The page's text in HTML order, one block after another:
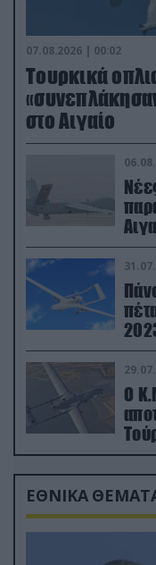
07.08.2026 | 00:02
Τουρκικά
στο Αιγαίο
Ο
ΕΘΝΙΚΑ